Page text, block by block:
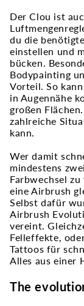
Der Clou ist
du die
einstellen und
bücken.
Bodypainting
Vorteil. So
in Augennähe
großen
zahlreiche
kann.
Wer damit
mindestens
Farbwechsel
eine Airbrush
Selbst dafür
Airbrush
vereint.
Felleffekte,
Tattoos für
Alles aus einer
The